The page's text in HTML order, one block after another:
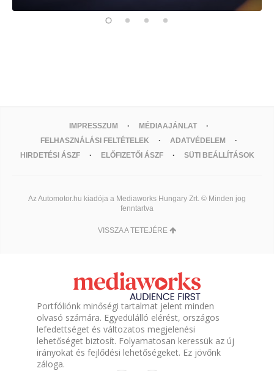
IMPRESSZUM
MÉDIAAJÁNLAT
FELHASZNÁLÁSI FELTÉTELEK
ADATVÉDELEM
HIRDETÉSI ÁSZF
ELŐFIZETŐI ÁSZF SÜTI BEÁLLÍTÁSOK
Az Automotor.hu kiadója a Mediaworks Hungary Zrt. © Minden jog
fenntartva
VISSZA A TETEJÉRE
Portfóliónk minőségi tartalmat jelent minden
olvasó számára. Egyedülálló elérést, országos
lefedettséget és változatos megjelenési
lehetőséget biztosít. Folyamatosan keressük az új
irányokat és fejlődési lehetőségeket. Ez jövőnk
záloga.